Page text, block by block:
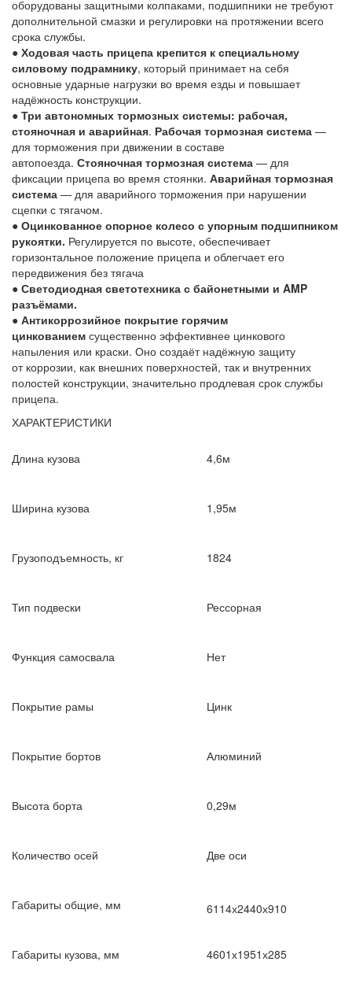
оборудованы защитными колпаками, подшипники не требуют
дополнительной смазки и регулировки на протяжении всего
срока службы.
● Ходовая часть прицепа крепится к специальному
силовому подрамнику, который принимает на себя
основные ударные нагрузки во время езды и повышает
надёжность конструкции.
● Три автономных тормозных системы: рабочая,
стояночная и аварийная. Рабочая тормозная система —
для торможения при движении в составе
автопоезда. Стояночная тормозная система — для
фиксации прицепа во время стоянки. Аварийная тормозная
система — для аварийного торможения при нарушении
сцепки с тягачом.
● Оцинкованное опорное колесо с упорным подшипником
рукоятки. Регулируется по высоте, обеспечивает
горизонтальное положение прицепа и облегчает его
передвижения без тягача
● Светодиодная светотехника с байонетными и AMP
разъёмами.
● Антикоррозийное покрытие горячим
цинкованием существенно эффективнее цинкового
напыления или краски. Оно создаёт надёжную защиту
от коррозии, как внешних поверхностей, так и внутренних
полостей конструкции, значительно продлевая срок службы
прицепа.
ХАРАКТЕРИСТИКИ
Длина кузова 4,6м
Ширина кузова 1,95м
Грузоподъемность, кг 1824
Тип подвески Рессорная
Функция самосвала Нет
Покрытие рамы Цинк
Покрытие бортов Алюминий
Высота борта 0,29м
Количество осей Две оси
Габариты общие, мм 6114х2440х910
Габариты кузова, мм 4601х1951х285